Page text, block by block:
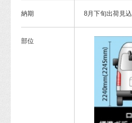
納期 8月下旬出荷見込
部位